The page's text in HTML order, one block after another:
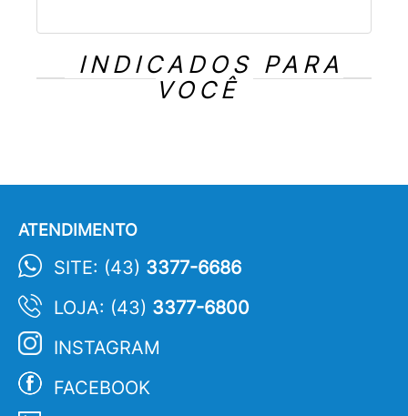
INDICADOS PARA
VOCÊ
ATENDIMENTO
SITE: (43) 3377-6686
LOJA: (43) 3377-6800
INSTAGRAM
FACEBOOK